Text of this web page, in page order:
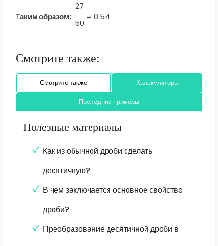
Таким образом:
27
50
= 0.54
Смотрите также:
Смотрите также Калькуляторы
Последние примеры
Полезные материалы
Как из обычной дроби сделать
десятичную?
В чем заключается основное свойство
дроби?
Преобразование десятичной дроби в